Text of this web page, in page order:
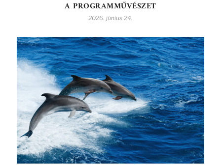
A PROGRAMMŰVÉSZET
2026. június 24.